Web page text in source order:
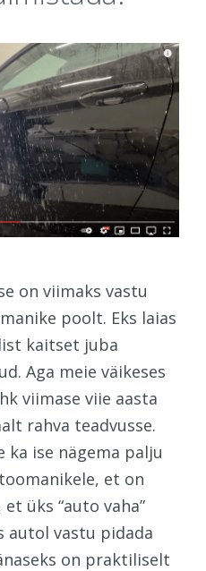
on viimaks vastu
poolt. Eks laias
kaitset juba
Aga meie väikeses
viimase viie aasta
rahva teadvusse.
ka ise nägema palju
et on
üks “auto vaha”
autol vastu pidada
on praktiliselt